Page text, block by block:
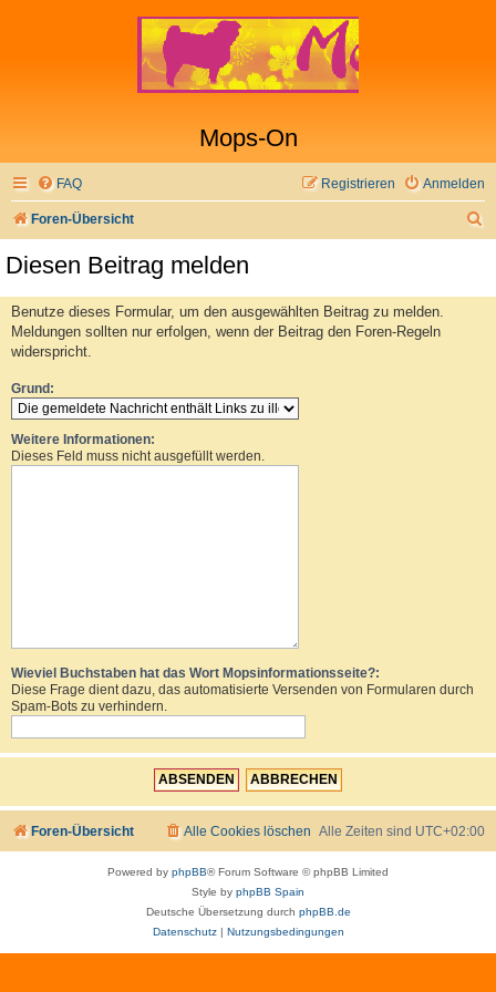
Mops-On
FAQ Anmelden
Registrieren
Foren-Übersicht
Diesen Beitrag melden
Benutze dieses Formular, um den ausgewählten Beitrag zu melden.
Meldungen sollten nur erfolgen, wenn der Beitrag den Foren-Regeln
widerspricht.
Grund:
Weitere Informationen:
Dieses Feld muss nicht ausgefüllt werden.
Wieviel Buchstaben hat das Wort Mopsinformationsseite?:
Diese Frage dient dazu, das automatisierte Versenden von Formularen durch
Spam-Bots zu verhindern.
Foren-Übersicht Alle Zeiten sind UTC+02:00
Alle Cookies löschen
Powered by phpBB® Forum Software © phpBB Limited
Style by phpBB Spain
Deutsche Übersetzung durch phpBB.de
Datenschutz| Nutzungsbedingungen